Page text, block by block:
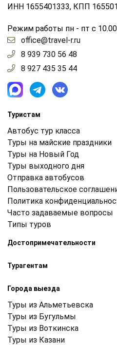
ИНН 1655401333, КПП
Режим работы пн - пт с
office@travel-r.ru
8 939 730 56 48
8 927 435 35 44
Туристам
Автобус тур класса
Туры на майские праздники
Туры на Новый Год
Туры выходного дня
Отправка автобусов
Пользовательское
Политика
Часто задаваемые вопросы
Типы туров
Достопримечательности
Турагентам
Города выезда
Туры из Альметьевска
Туры из Бугульмы
Туры из Воткинска
Туры из Казани